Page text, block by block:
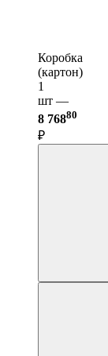
Коробка
(картон)
1
шт —
8 76880
₽